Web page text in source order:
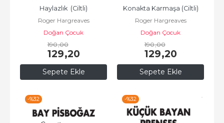
Sepete Ekle
Haylazlık  (Ciltli)
Roger Hargreaves
Doğan Çocuk
190,00
129,20
Sepete Ekle
Konakta Karmaşa (Ciltli)
Roger Hargreaves
Doğan Çocuk
190,00
129,20
-%32 -%32